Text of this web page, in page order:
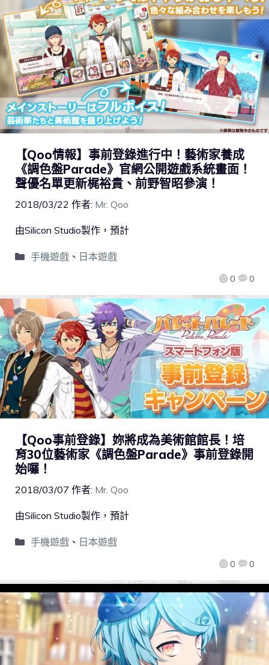
【Qoo情報】事前登錄進行中！藝術家養成
《調色盤Parade》官網公開遊戲系統畫面！
聲優名單更新梶裕貴、前野智昭參演！
2018/03/22 作者: Mr. Qoo
0 0
由Silicon Studio製作，預計
手機遊戲、 日本遊戲
【Qoo事前登錄】妳將成為美術館館長！培
育30位藝術家《調色盤Parade》事前登錄開
始囉！
2018/03/07 作者: Mr. Qoo
0 0
由Silicon Studio製作，預計
手機遊戲、 日本遊戲